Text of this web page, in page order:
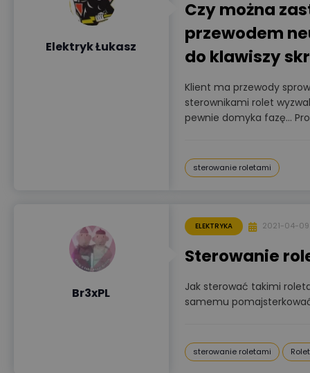
Elektryk Łukasz
Czy można
przewodem
do klawiszy
Klient ma przewody
sterownikami rolet
pewnie domyka fazę...
sterowanie roletami
Br3xPL
ELEKTRYKA 2021-04-09
Sterowanie
Jak sterować takimi
samemu
sterowanie roletami